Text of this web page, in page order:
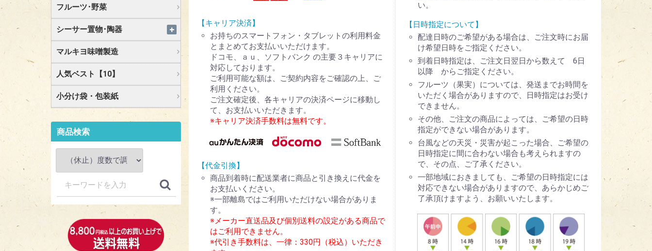
フルーツ･野菜
シーサー置物･陶器
マルキヨ味噌製造
人気ベスト【10】
小分け袋・包装紙
商品検索
【キャリア決済】
お持ちのスマートフォン・タブレットの利用料金
とまとめてお支払いいただけます。
ドコモ、ａｕ、ソフトバンク の主要３キャリアに
対応しております。
ご利用可能な額は、ご契約内容をご確認の上、ご
利用ください。
ご注文確定後、各キャリアの決済ページに移動し
て、お支払いいただきます。
※キャリア決済手数料は無料です。
【代金引換】
商品到着時に配送業者に商品と引き換えに代金を
お支払いください。
※一部離島ではご利用いただけない場合がありま
す。
※メーカー直送品及び個別送料の設定がある商品で
はご利用できません。
※代引き手数料は、一律：330円（税込）いただき
い。
【日時指定について】
配達日時のご希望がある場合は、ご注文時にお届
け希望日時をご指定ください。
到着日時指定は、ご注文日翌日から数えて 6日
以降 からご指定ください。
フルーツ（果実）については、発送までお時間を
いただく場合がありますので、日時指定はお受け
できません。
その他、ご注文の商品によっては、ご希望の日時
指定ができない場合があります。
台風などの天災・災害が起こった場合、ご希望の
日時指定に間に合わない場合も考えられますの
で、その点、ご了承ください。
一部地域におきましても、ご希望の日時指定には
対応できない場合がありますので、あらかじめご
了承頂けますよう、お願いいたします。